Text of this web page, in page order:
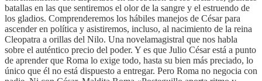
batallas en las que sentiremos el olor de la sangre y el estruendo de
los gladios. Comprenderemos los hábiles manejos de César para
ascender en política y asistiremos, incluso, al nacimiento de la reina
Cleopatra a orillas del Nilo. Una novelamagistral que nos habla
sobre el auténtico precio del poder. Y es que Julio César está a punto
de aprender que Roma lo exige todo, hasta su bien más preciado, lo
único que él no está dispuesto a entregar. Pero Roma no negocia con